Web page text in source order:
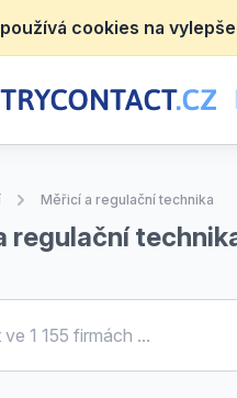
cookies na
Měřicí a regulační technika
regulační